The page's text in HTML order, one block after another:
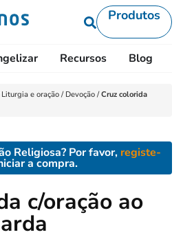
Produtos
Recursos Blog
Liturgia e oração / Devoção /Cruz colorida
Religiosa? Por favor, registe-
a compra.
c/oração ao